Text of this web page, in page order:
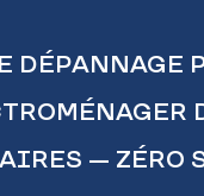
DÉPANNAGE
— ZÉRO